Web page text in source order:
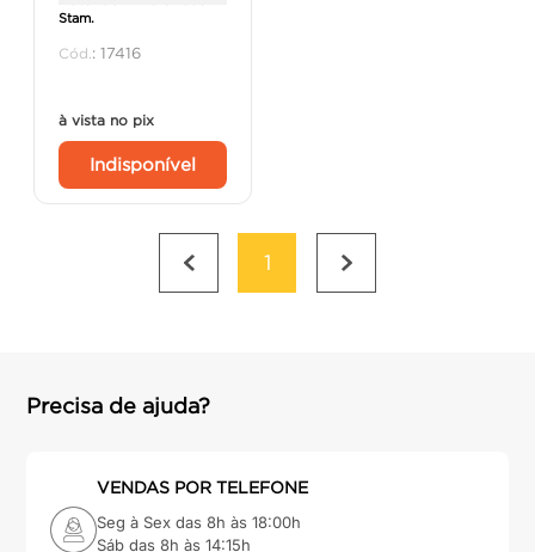
Stam.
: 17416
à vista no pix
Indisponível
1
Precisa de ajuda?
VENDAS POR TELEFONE
Seg à Sex das 8h às 18:00h
Sáb das 8h às 14:15h